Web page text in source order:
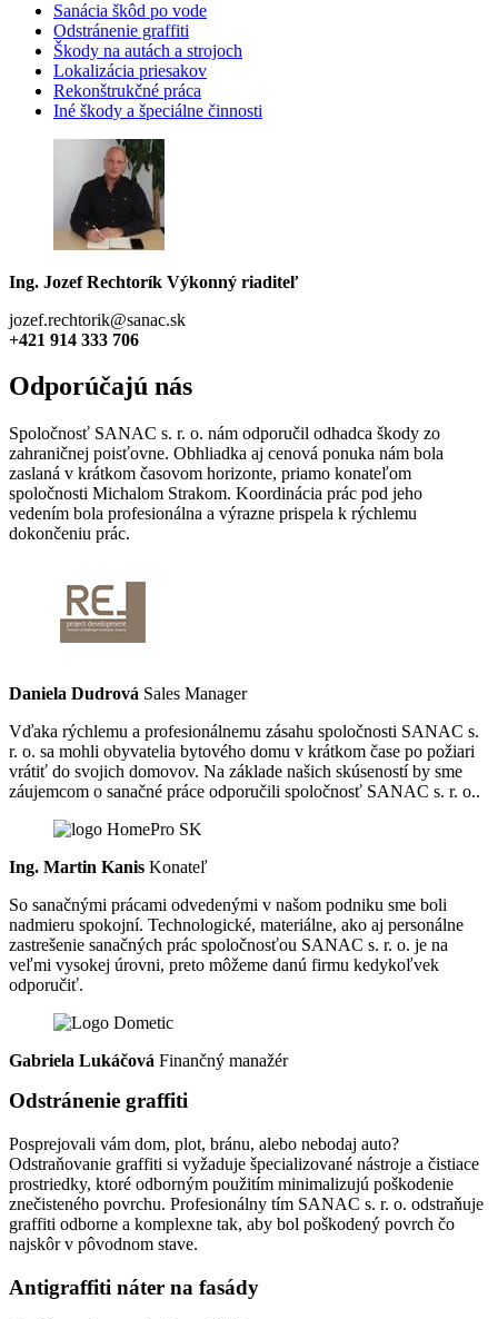
Sanácia škôd po vode
Odstránenie graffiti
Škody na autách a strojoch
Lokalizácia priesakov
Rekonštrukčné práca
Iné škody a špeciálne činnosti
Ing. Jozef Rechtorík Výkonný riaditeľ
jozef.rechtorik@sanac.sk
+421 914 333 706
Odporúčajú nás
Spoločnosť SANAC s. r. o. nám odporučil odhadca škody zo
zahraničnej poisťovne. Obhliadka aj cenová ponuka nám bola
zaslaná v krátkom časovom horizonte, priamo konateľom
spoločnosti Michalom Strakom. Koordinácia prác pod jeho
vedením bola profesionálna a výrazne prispela k rýchlemu
dokončeniu prác.
Daniela Dudrová Sales Manager
Vďaka rýchlemu a profesionálnemu zásahu spoločnosti SANAC s.
r. o. sa mohli obyvatelia bytového domu v krátkom čase po požiari
vrátiť do svojich domovov. Na základe našich skúseností by sme
záujemcom o sanačné práce odporučili spoločnosť SANAC s. r. o..
Ing. Martin Kanis Konateľ
So sanačnými prácami odvedenými v našom podniku sme boli
nadmieru spokojní. Technologické, materiálne, ako aj personálne
zastrešenie sanačných prác spoločnosťou SANAC s. r. o. je na
veľmi vysokej úrovni, preto môžeme danú firmu kedykoľvek
odporučiť.
Gabriela Lukáčová Finančný manažér
Odstránenie graffiti
Posprejovali vám dom, plot, bránu, alebo nebodaj auto?
Odstraňovanie graffiti si vyžaduje špecializované nástroje a čistiace
prostriedky, ktoré odborným použitím minimalizujú poškodenie
znečisteného povrchu. Profesionálny tím SANAC s. r. o. odstraňuje
graffiti odborne a komplexne tak, aby bol poškodený povrch čo
najskôr v pôvodnom stave.
Antigraffiti náter na fasády